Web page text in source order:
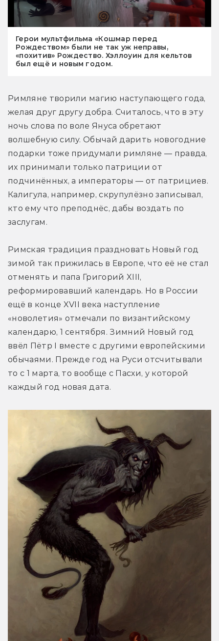
Герои мультфильма «Кошмар перед
Рождеством» были не так уж неправы,
«похитив» Рождество. Хэллоуин для кельтов
был ещё и новым годом.
Римляне творили магию наступающего года,
желая друг другу добра. Считалось, что в эту
ночь слова по воле Януса обретают
волшебную силу. Обычай дарить новогодние
подарки тоже придумали римляне — правда,
их принимали только патриции от
подчинённых, а императоры — от патрициев.
Калигула, например, скрупулёзно записывал,
кто ему что преподнёс, дабы воздать по
заслугам.
Римская традиция праздновать Новый год
зимой так прижилась в Европе, что её не стал
отменять и папа Григорий XIII,
реформировавший календарь. Но в России
ещё в конце XVII века наступление
«новолетия» отмечали по византийскому
календарю, 1 сентября. Зимний Новый год
ввёл Пётр I вместе с другими европейскими
обычаями. Прежде год на Руси отсчитывали
то с 1 марта, то вообще с Пасхи, у которой
каждый год новая дата.